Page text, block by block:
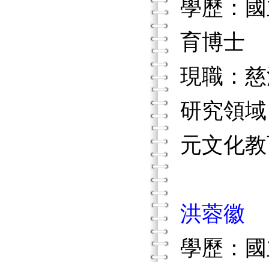
學歷：
育博士
現職：
研究領
元文化
洪蓉徽
學歷：